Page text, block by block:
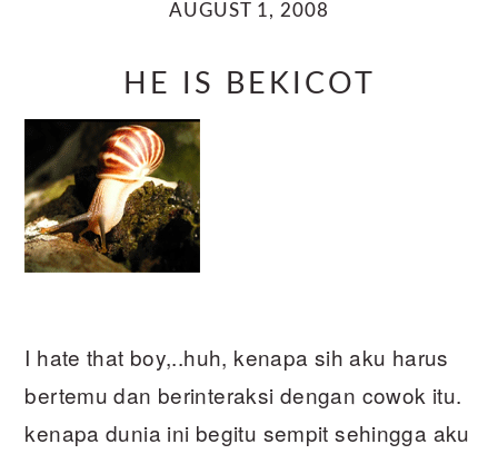
AUGUST 1, 2008
HE IS BEKICOT
I hate that boy,..huh, kenapa sih aku harus
bertemu dan berinteraksi dengan cowok itu.
kenapa dunia ini begitu sempit sehingga aku